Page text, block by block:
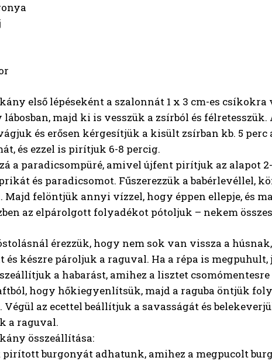
első lépéseként a szalonnát 1 x 3 cm-es
majd ki is vesszük a zsírból és
és erősen kérgesítjük a kisült zsírban kb. 5
és ezzel is pirítjuk 6-8 percig.
a paradicsompüré, amivel újfent pirítjuk az alapot
és paradicsomot. Fűszerezzük a babérlevéllel,
Majd felöntjük annyi vízzel, hogy éppen ellepje, és
az elpárolgott folyadékot pótoljuk – nekem
érezzük, hogy nem sok van vissza a
és készre pároljuk a raguval. Ha a répa is megpuhult,
a habarást, amihez a lisztet
hogy hőkiegyenlítsük, majd a raguba öntjük
Végül az ecettel beállítjuk a savasságát és
a raguval.
összeállítása:
burgonyát adhatunk, amihez a megpucolt